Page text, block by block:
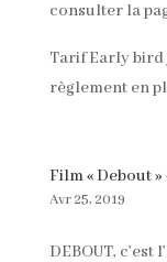
consulter la
Tarif Early bird
règlement en
Film « Debout
Avr 25, 2019
DEBOUT,